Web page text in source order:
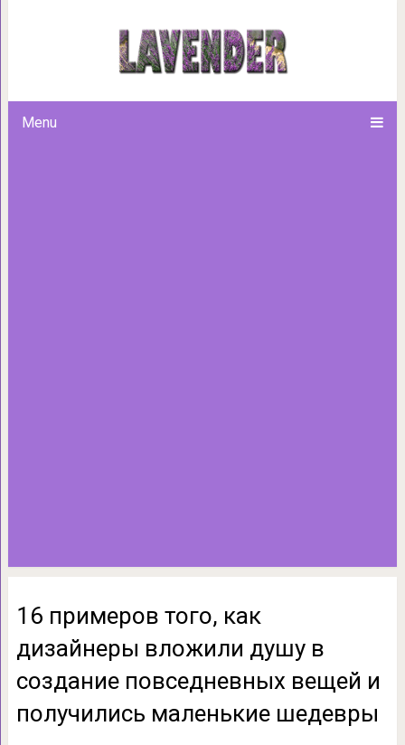
Menu
16 примеров того, как
повседневных вещей и
16 примеров того, как
дизайнеры вложили душу в
создание повседневных вещей и
получились маленькие шедевры